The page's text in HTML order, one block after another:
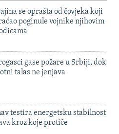
se oprašta od čovjeka koji
poginule vojnike njihovim
gase požare u Srbiji, dok
talas ne jenjava
testira energetsku stabilnost
kroz koje protiče